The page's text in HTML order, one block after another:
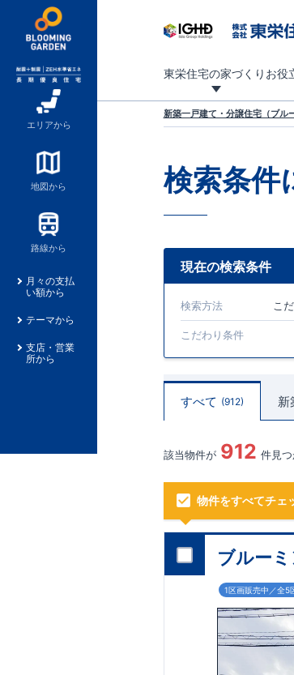
エリアから
地図から
路線から
月々の支払
い額から
テーマから
支店・営業
所から
東栄住宅の家づくり お役
新築一戸建て・分譲住宅（ブル
検索条件
現在の検索条件
検索方法 こ
こだわり条件
すべて 912 新
該当物件が 912 件見つ
物件をすべてチェ
ブルー
1区画販売中／全5